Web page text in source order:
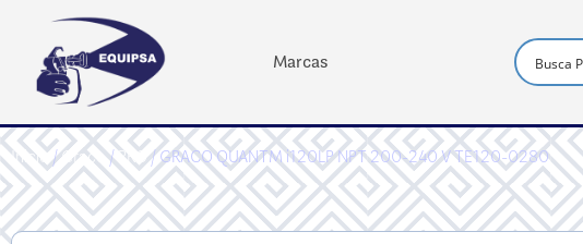
Marcas
Inicio/Graco/PRO/ GRACO QUANTM i120LP NPT 200-240 V TE120-0280